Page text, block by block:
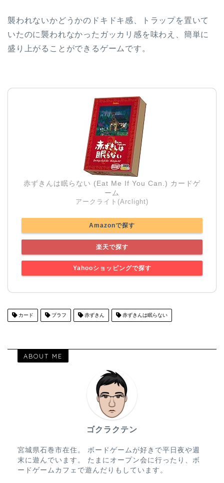
襲われないかどうかのドキドキ感、トラップを置いて
いたのに襲われなかったガッカリ感を味わえ、簡単に
盛り上がることができるゲームです。
赤ずきんは眠らない (Eat Me If You Can.) カードゲ
ーム
アークライト(Arclight)
Amazonで探す
楽天で探す
Yahooショッピングで探す
カード ブラフ 赤ずきん 赤ずきんは眠らない
ABOUT ME
ゴクラクテン
宮城県石巻市在住。 ボードゲームが好きで平日夜や週
末に遊んでいます。 たまにオープン会に行ったり、ボ
ードゲームカフェで遊んだりもしています。